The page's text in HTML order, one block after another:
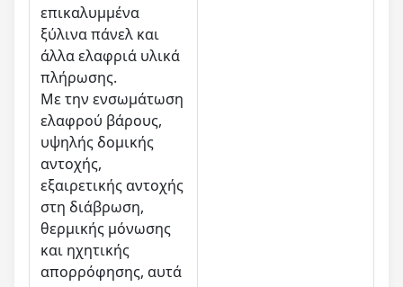
επικαλυμμένα
ξύλινα πάνελ και
άλλα ελαφριά υλικά
πλήρωσης.
Με την ενσωμάτωση
ελαφρού βάρους,
υψηλής δομικής
αντοχής,
εξαιρετικής αντοχής
στη διάβρωση,
θερμικής μόνωσης
και ηχητικής
απορρόφησης, αυτά